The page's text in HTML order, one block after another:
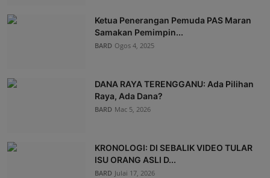
Ketua Penerangan Pemuda PAS Maran
Samakan Pemimpin...
BARD Ogos 4, 2025
DANA RAYA TERENGGANU: Ada Pilihan
Raya, Ada Dana?
BARD Mac 5, 2026
KRONOLOGI: DI SEBALIK VIDEO TULAR
ISU ORANG ASLI D...
BARD Julai 17, 2026